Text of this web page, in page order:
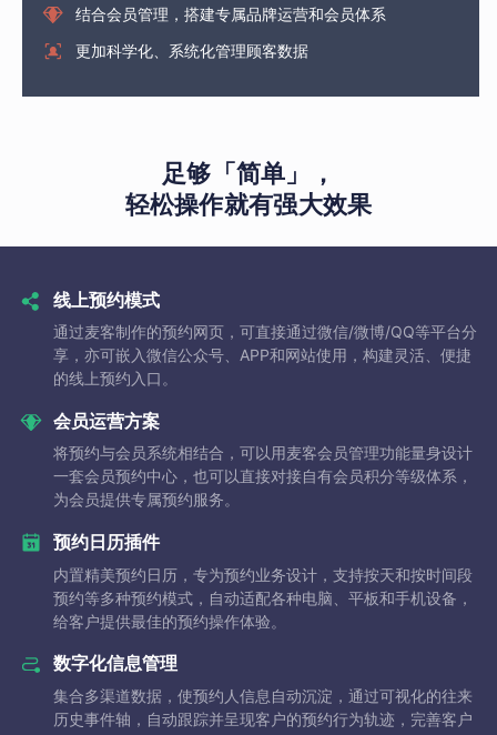
结合会员管理，搭建专属品牌运营和会员体系
更加科学化、系统化管理顾客数据
足够「简单」，
轻松操作就有强大效果
线上预约模式
通过麦客制作的预约网页，可直接通过微信/微博/QQ等平台分
享，亦可嵌入微信公众号、APP和网站使用，构建灵活、便捷
的线上预约入口。
会员运营方案
将预约与会员系统相结合，可以用麦客会员管理功能量身设计
一套会员预约中心，也可以直接对接自有会员积分等级体系，
为会员提供专属预约服务。
预约日历插件
内置精美预约日历，专为预约业务设计，支持按天和按时间段
预约等多种预约模式，自动适配各种电脑、平板和手机设备，
给客户提供最佳的预约操作体验。
数字化信息管理
集合多渠道数据，使预约人信息自动沉淀，通过可视化的往来
历史事件轴，自动跟踪并呈现客户的预约行为轨迹，完善客户